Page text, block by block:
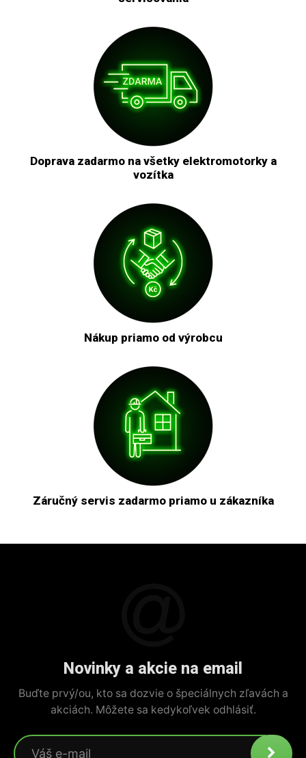
Doprava zadarmo na všetky elektromotorky a
vozítka
Nákup priamo od výrobcu
Záručný servis zadarmo priamo u zákazníka
Novinky a akcie na email
Buďte prvý/ou, kto sa dozvie o špeciálnych zľavách a
akciách. Môžete sa kedykoľvek odhlásiť.